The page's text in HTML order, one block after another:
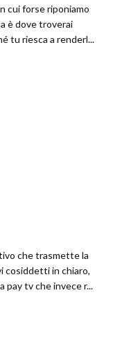
cui forse riponiamo
è dove troverai
tu riesca a renderl...
che trasmette la
cosiddetti in chiaro,
pay tv che invece r...